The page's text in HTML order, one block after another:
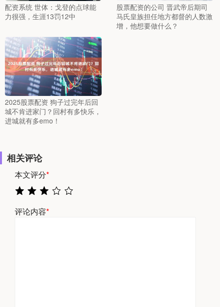
配资系统 世体：戈登的点球能
力很强，生涯13罚12中
股票配资的公司 晋武帝后期司
马氏皇族担任地方都督的人数激
增，他想要做什么？
2025股票配资 狗子过完年后回
城不肯进家门？回村有多快乐，
进城就有多emo！
相关评论
本文评分*
评论内容*